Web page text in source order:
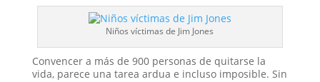
Niños víctimas de Jim Jones
Convencer a más de 900 personas de quitarse la
vida, parece una tarea ardua e incluso imposible. Sin